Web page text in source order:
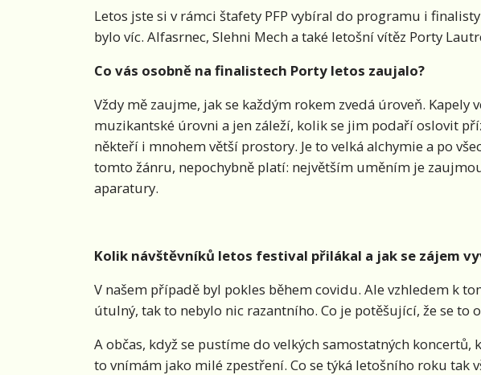
Letos jste si v rámci štafety PFP vybíral do programu i
bylo víc. Alfasrnec, Slehni Mech a také letošní vítěz Porty
Co vás osobně na finalistech Porty letos zaujalo?
Vždy mě zaujme, jak se každým rokem zvedá úroveň. Kapely
muzikantské úrovni a jen záleží, kolik se jim podaří oslovit
někteří i mnohem větší prostory. Je to velká alchymie a po
tomto žánru, nepochybně platí: největším uměním je
aparatury.
Kolik návštěvníků letos festival přilákal a jak se zájem
V našem případě byl pokles během covidu. Ale vzhledem k
útulný, tak to nebylo nic razantního. Co je potěšující, že se to
A občas, když se pustíme do velkých samostatných koncertů,
to vnímám jako milé zpestření. Co se týká letošního roku tak